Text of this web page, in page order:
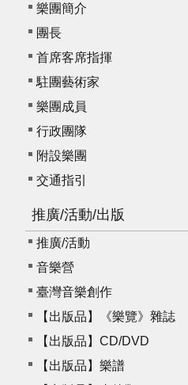
樂團簡介
團長
首席客席指揮
駐團藝術家
樂團成員
行政團隊
附設樂團
交通指引
推廣/活動/出版
推廣/活動
音樂營
臺灣音樂創作
【出版品】《樂覽》雜誌
【出版品】CD/DVD
【出版品】樂譜